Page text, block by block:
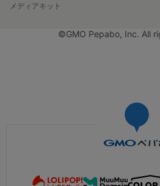
メディアキット
©GMO Pepabo, Inc. All